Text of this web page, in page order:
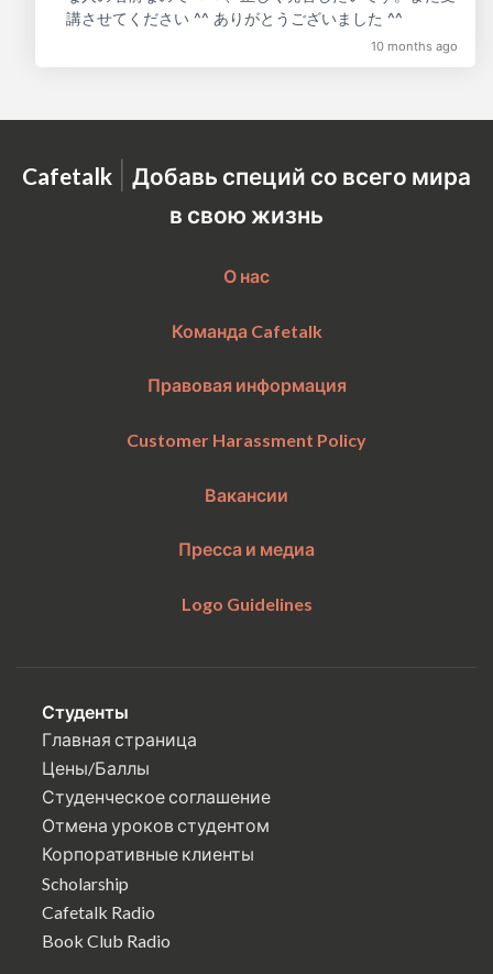
講させてください ^^ ありがとうございました ^^
10 months ago
Cafetalk | Добавь специй со всего мира
в свою жизнь
О нас
Команда Cafetalk
Правовая информация
Customer Harassment Policy
Вакансии
Пресса и медиа
Logo Guidelines
Студенты
Главная страница
Цены/Баллы
Студенческое соглашение
Отмена уроков студентом
Корпоративные клиенты
Scholarship
Cafetalk Radio
Book Club Radio